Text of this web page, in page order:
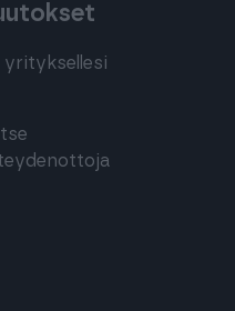
yrityksellesi